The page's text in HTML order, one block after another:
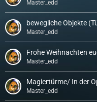
Master_edd
bewegliche Objekte
Master_edd
Frohe Weihnachten
Master_edd
Magiertürme/ In der
Master_edd